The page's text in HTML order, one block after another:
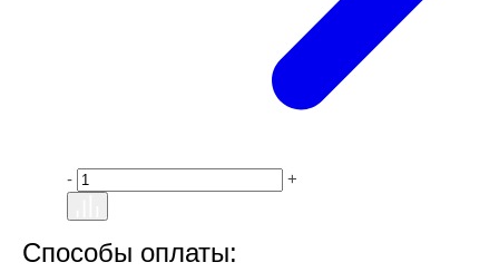
- +
Способы оплаты: